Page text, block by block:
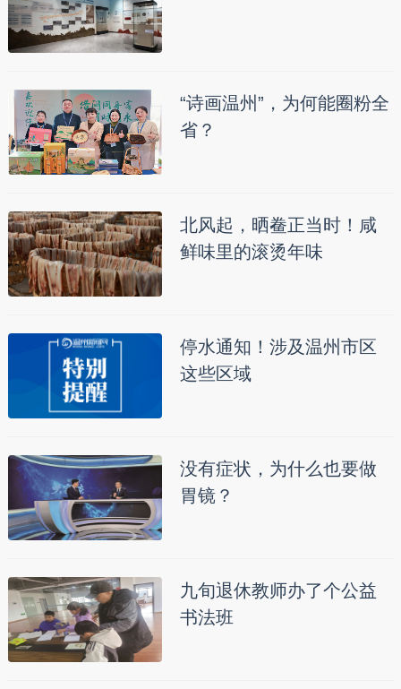
“诗画温州”，为何能圈粉全
省？
北风起，晒鲞正当时！咸
鲜味里的滚烫年味
停水通知！涉及温州市区
这些区域
没有症状，为什么也要做
胃镜？
九旬退休教师办了个公益
书法班